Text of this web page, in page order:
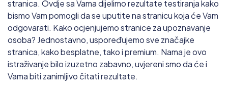
7.8/10
samci 30+ idealno doba
XXX HR flert
stranica. Ovdje sa Vama dijelimo rezultate testiranja kako
bismo Vam pomogli da se uputite na stranicu koja će Vam
odgovarati. Kako ocjenjujemo stranice za upoznavanje
osoba? Jednostavno, uspoređujemo sve značajke
stranica, kako besplatne, tako i premium. Nama je ovo
istraživanje bilo izuzetno zabavno, uvjereni smo da će i
Vama biti zanimljivo čitati rezultate.